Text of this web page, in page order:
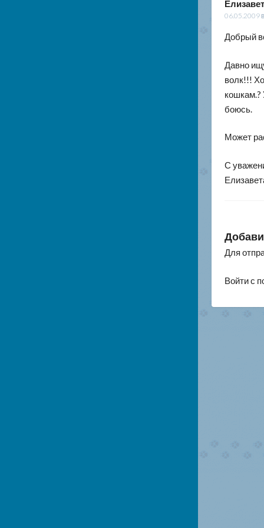
06.05.2009
Добрый
Давно
волк!!!
кошкам.?
боюсь.
Может
С
Для
Войти с